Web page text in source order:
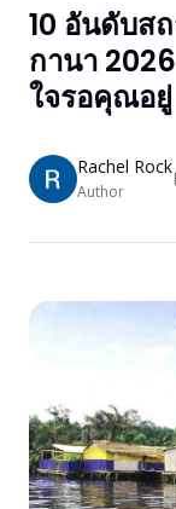
10 อันดับส
กานา
ใจรอคุณอยู่
Rachel Rock
Author